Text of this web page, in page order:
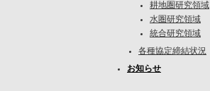
耕地圏研究領域
水圏研究領域
統合研究領域
各種協定締結状況
お知らせ